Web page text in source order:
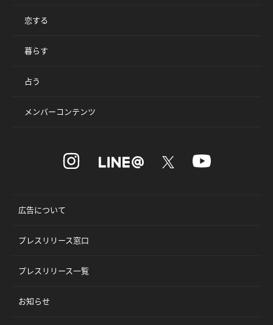
恋する
暮らす
占う
メンバーコンテンツ
広告について
プレスリリース窓口
プレスリリース一覧
お知らせ